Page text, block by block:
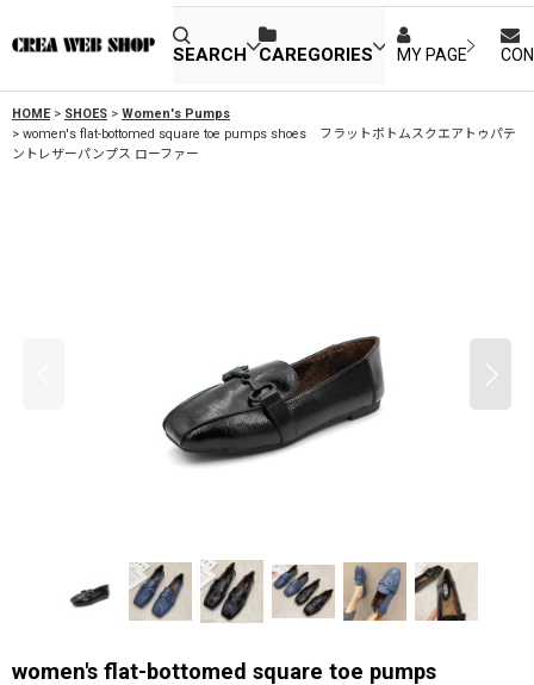
SEARCH CAREGORIES MY PAGE
HOME > SHOES > Women's Pumps
> women's flat-bottomed square toe pumps shoes フラットボトムスクエアトゥパテ
ントレザーパンプス ローファー
women's flat-bottomed square toe pumps